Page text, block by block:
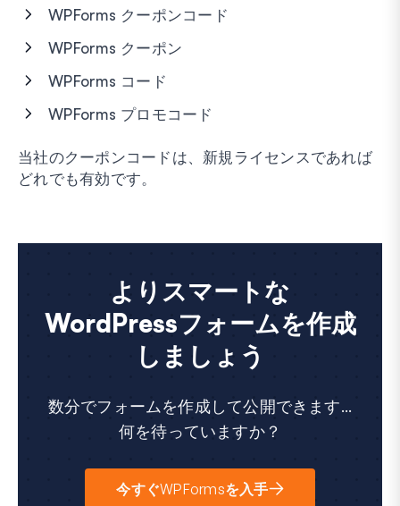
WPForms クーポンコード
WPForms クーポン
WPForms コード
WPForms プロモコード
当社のクーポンコードは、新規ライセンスであれば
どれでも有効です。
よりスマートな
WordPressフォームを作成
しましょう
数分でフォームを作成して公開できます...
何を待っていますか？
今すぐWPFormsを入手